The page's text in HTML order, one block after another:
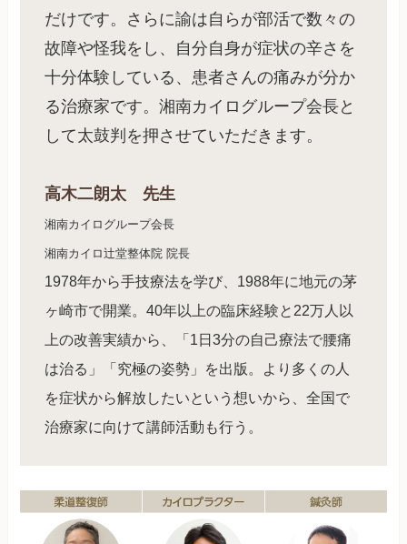
だけです。さらに諭は自らが部活で数々の
故障や怪我をし、自分自身が症状の辛さを
十分体験している、患者さんの痛みが分か
る治療家です。湘南カイログループ会長と
して太鼓判を押させていただきます。
高木二朗太 先生
湘南カイログループ会長
湘南カイロ辻堂整体院 院長
1978年から手技療法を学び、1988年に地元の茅
ヶ崎市で開業。40年以上の臨床経験と22万人以
上の改善実績から、「1日3分の自己療法で腰痛
は治る」「究極の姿勢」を出版。より多くの人
を症状から解放したいという想いから、全国で
治療家に向けて講師活動も行う。